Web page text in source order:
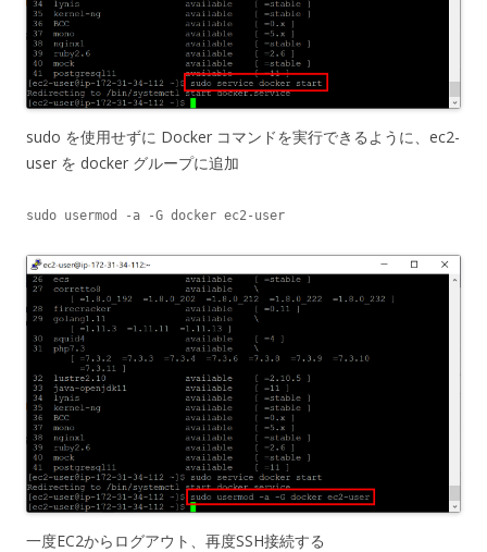
sudo を使用せずに Docker コマンドを実行できるように、ec2-
user を docker グループに追加
sudo usermod -a -G docker ec2-user
一度EC2からログアウト、再度SSH接続する